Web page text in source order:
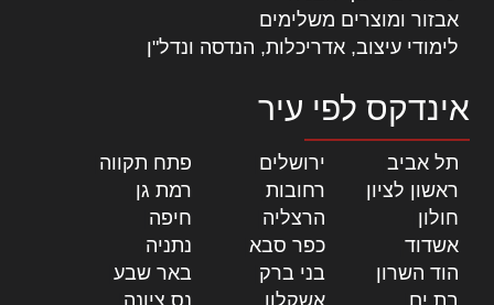
אבזור ומוצרים משלימים
לימודי עיצוב, אדריכלות, הנדסה ונדל"ן
אינדקס לפי עיר
תל אביב ירושלים פתח תקווה
ראשון לציון
רחובות רמת גן
חולון
הרצליה חיפה
אשדוד
כפר סבא נתניה
הוד השרון
בני ברק באר שבע
בת ים
אשקלון נס ציונה